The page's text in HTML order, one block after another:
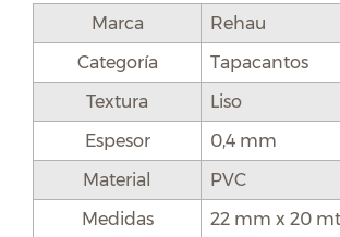
Marca
Rehau
Categoría
Tapacantos
Textura
Liso
Espesor
0,4 mm
Material
PVC
Medidas
22 mm x 20 mt